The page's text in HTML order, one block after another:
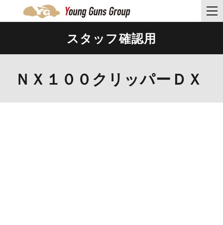
スタッフ確認用
ＮＸ１００クリッパーＤＸ